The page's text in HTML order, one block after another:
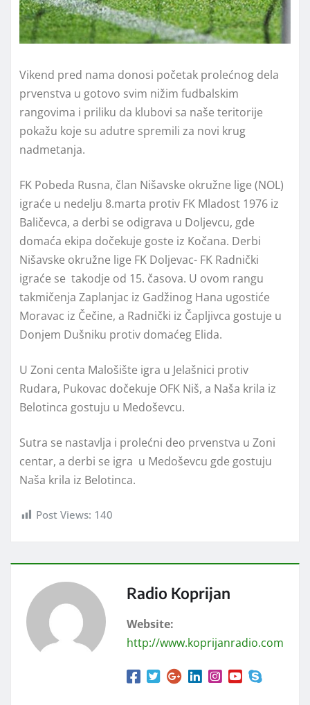
Vikend pred nama donosi početak prolećnog dela
prvenstva u gotovo svim nižim fudbalskim
rangovima i priliku da klubovi sa naše teritorije
pokažu koje su adutre spremili za novi krug
nadmetanja.
FK Pobeda Rusna, član Nišavske okružne lige (NOL)
igraće u nedelju 8.marta protiv FK Mladost 1976 iz
Baličevca, a derbi se odigrava u Doljevcu, gde
domaća ekipa dočekuje goste iz Kočana. Derbi
Nišavske okružne lige FK Doljevac- FK Radnički
igraće se takodje od 15. časova. U ovom rangu
takmičenja Zaplanjac iz Gadžinog Hana ugostiće
Moravac iz Čečine, a Radnički iz Čapljivca gostuje u
Donjem Dušniku protiv domaćeg Elida.
U Zoni centa Malošište igra u Jelašnici protiv
Rudara, Pukovac dočekuje OFK Niš, a Naša krila iz
Belotinca gostuju u Medoševcu.
Sutra se nastavlja i prolećni deo prvenstva u Zoni
centar, a derbi se igra u Medoševcu gde gostuju
Naša krila iz Belotinca.
Post Views: 140
Radio Koprijan
Website:
http://www.koprijanradio.com